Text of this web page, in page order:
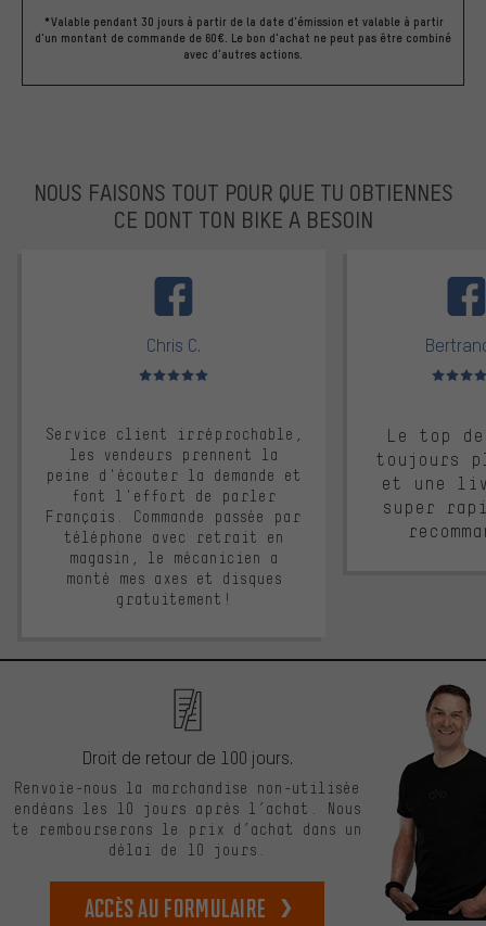
*Valable pendant 30 jours à partir de la date d'émission et valable à partir
d'un montant de commande de 60€. Le bon d'achat ne peut pas être combiné
avec d'autres actions.
NOUS FAISONS TOUT POUR QUE TU OBTIENNES
CE DONT TON BIKE A BESOIN
Chris C.
Note moyenne : 5 sur 5
Service client irréprochable,
les vendeurs prennent la
peine d'écouter la demande et
font l'effort de parler
Français. Commande passée par
téléphone avec retrait en
magasin, le mécanicien a
monté mes axes et disques
gratuitement!
Note
Le top
toujours
et une
super
Droit de retour de 100 jours.
Renvoie-nous la marchandise non-utilisée
endéans les 10 jours après l’achat. Nous
te rembourserons le prix d’achat dans un
délai de 10 jours.
Accès au formulaire